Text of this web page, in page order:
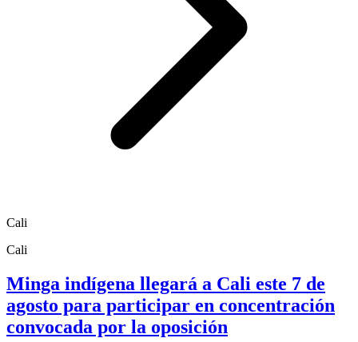
Cali
Cali
Minga indígena llegará a Cali este 7 de
agosto para participar en concentración
convocada por la oposición